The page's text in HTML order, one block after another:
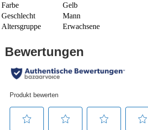
Farbe
Gelb
Geschlecht
Mann
Altersgruppe
Erwachsene